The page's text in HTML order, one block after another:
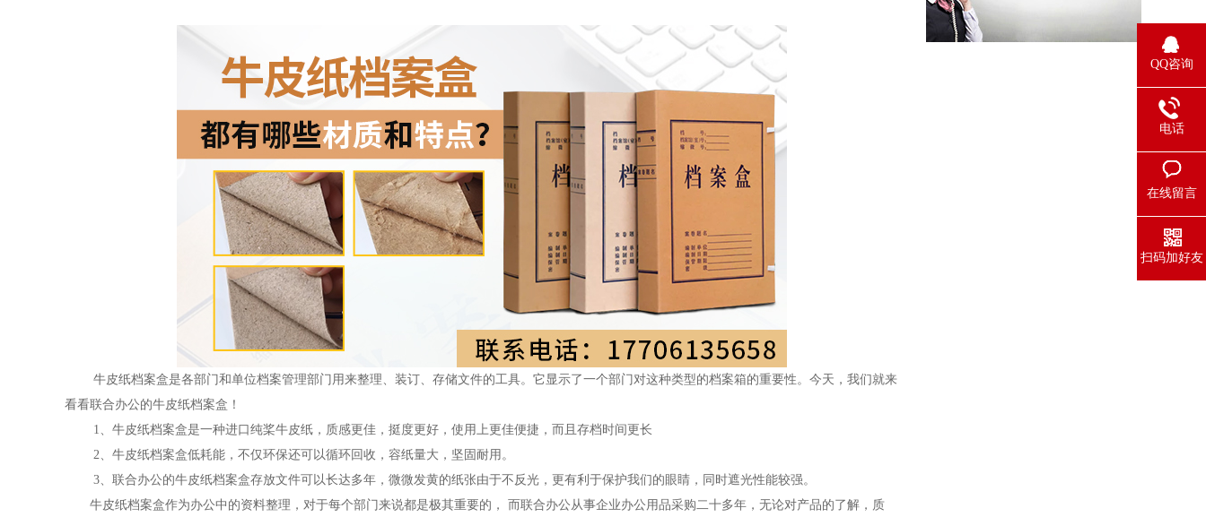
牛皮纸档案盒是各部门和单位档案管理部门用来整理、装订、存储文件的工具。它显示了一个部门对这种类型的档案箱的重要性。今天，我们就来
看看联合办公的牛皮纸档案盒！
1、牛皮纸档案盒是一种进口纯桨牛皮纸，质感更佳，挺度更好，使用上更佳便捷，而且存档时间更长
2、牛皮纸档案盒低耗能，不仅环保还可以循环回收，容纸量大，坚固耐用。
3、联合办公的牛皮纸档案盒存放文件可以长达多年，微微发黄的纸张由于不反光，更有利于保护我们的眼睛，同时遮光性能较强。
牛皮纸档案盒作为办公中的资料整理，对于每个部门来说都是极其重要的， 而联合办公从事企业办公用品采购二十多年，无论对产品的了解，质
QQ咨询
电话
在线留言
扫码加好友